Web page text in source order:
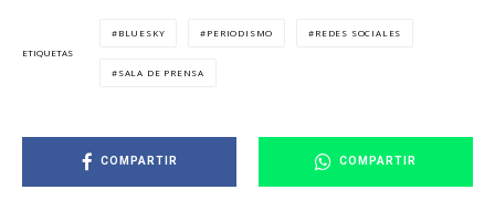
ETIQUETAS
BLUESKY PERIODISMO REDES SOCIALES
SALA DE PRENSA
COMPARTIR COMPARTIR